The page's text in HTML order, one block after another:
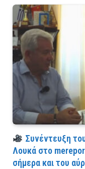
Συνέντευξη
Λουκά στο
σήμερα και του